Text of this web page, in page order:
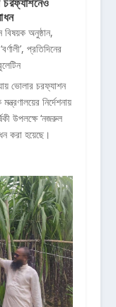
অনুষ্ঠান,
, প্রতিদিনের
ভোলার চরফ্যাশন
নির্দেশনায়
উপলক্ষে ‘নজরুল
করা হয়েছে।